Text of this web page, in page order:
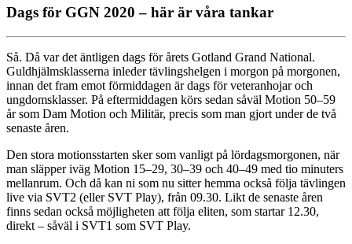
Dags för GGN 2020 – här är våra tankar
Så. Då var det äntligen dags för årets Gotland Grand National.
Guldhjälmsklasserna inleder tävlingshelgen i morgon på morgonen,
innan det fram emot förmiddagen är dags för veteranhojar och
ungdomsklasser. På eftermiddagen körs sedan såväl Motion 50–59
år som Dam Motion och Militär, precis som man gjort under de två
senaste åren.
Den stora motionsstarten sker som vanligt på lördagsmorgonen, när
man släpper iväg Motion 15–29, 30–39 och 40–49 med tio minuters
mellanrum. Och då kan ni som nu sitter hemma också följa tävlingen
live via SVT2 (eller SVT Play), från 09.30. Likt de senaste åren
finns sedan också möjligheten att följa eliten, som startar 12.30,
direkt – såväl i SVT1 som SVT Play.